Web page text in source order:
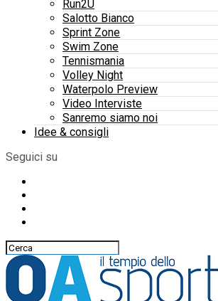
Run2U
Salotto Bianco
Sprint Zone
Swim Zone
Tennismania
Volley Night
Waterpolo Preview
Video Interviste
Sanremo siamo noi
Idee & consigli
Seguici su